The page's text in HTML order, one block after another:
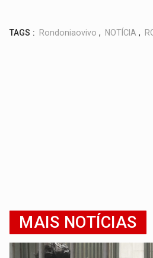
TAGS : Rondoniaovivo , NOTÍCIA ,
MAIS NOTÍCIAS